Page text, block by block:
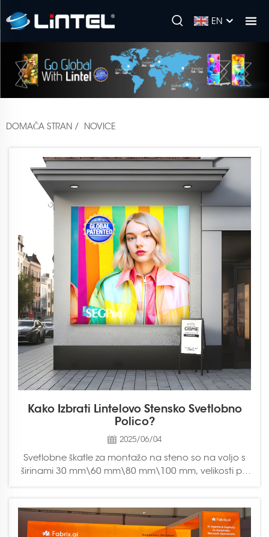
EN
DOMAČA STRAN / NOVICE
Kako Izbrati Lintelovo Stensko Svetlobno
Polico?
2025/06/04
Svetlobne škatle za montažo na steno so na voljo s
širinami 30 mm\60 mm\80 mm\100 mm, velikosti pa
strank v trgovini, domu, podzemnih postajah,
letališčih ...